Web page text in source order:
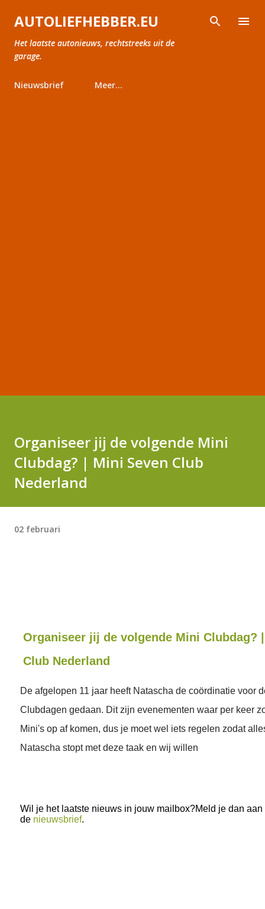
Doorgaan naar hoofdcontent
AUTOLIEFHEBBER.EU
Het laatste autonieuws, rechtstreeks uit de
garage.
Nieuwsbrief Meer…
Organiseer jij de volgende Mini
Clubdag? | Mini Seven Club
Nederland
02 februari
Organiseer jij de volgende Mini Clubdag?
Club Nederland
De afgelopen 11 jaar heeft Natascha de coördinatie voor
Clubdagen gedaan. Dit zijn evenementen waar per keer
Mini's op af komen, dus je moet wel iets regelen zodat
Natascha stopt met deze taak en wij willen
Wil je het laatste nieuws in jouw mailbox?Meld je dan aan
de nieuwsbrief.